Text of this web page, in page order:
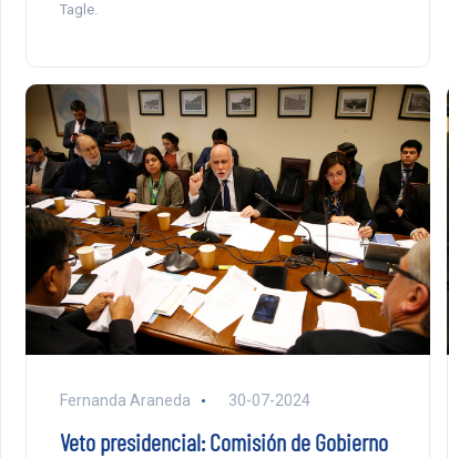
Tagle.
Fernanda Araneda 30-07-2024
Veto presidencial: Comisión de Gobierno